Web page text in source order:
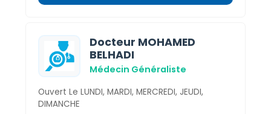
Docteur MOHAMED
BELHADI
Médecin Généraliste
Ouvert Le LUNDI, MARDI, MERCREDI, JEUDI,
DIMANCHE